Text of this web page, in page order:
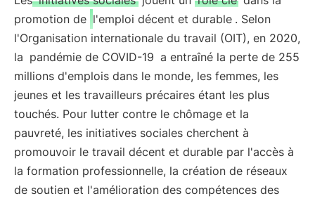
promotion de l'emploi décent et durable . Selon
l'Organisation internationale du travail (OIT), en 2020,
la pandémie de COVID-19 a entraîné la perte de 255
millions d'emplois dans le monde, les femmes, les
jeunes et les travailleurs précaires étant les plus
touchés. Pour lutter contre le chômage et la
pauvreté, les initiatives sociales cherchent à
promouvoir le travail décent et durable par l'accès à
la formation professionnelle, la création de réseaux
de soutien et l'amélioration des compétences des